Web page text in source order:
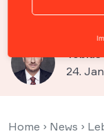
24.
Home › News ›